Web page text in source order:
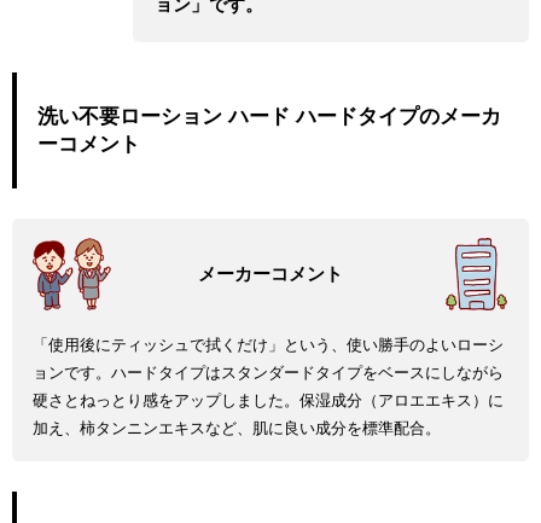
洗い不要ローション ハード ハードタイプのメーカ
ーコメント
「使用後にティッシュで拭くだけ」という、使い勝手のよいローシ
ョンです。ハードタイプはスタンダードタイプをベースにしながら
硬さとねっとり感をアップしました。保湿成分（アロエエキス）に
加え、柿タンニンエキスなど、肌に良い成分を標準配合。